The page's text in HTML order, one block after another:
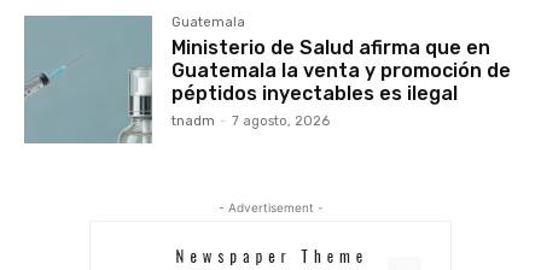
Guatemala
Ministerio de Salud afirma que en
Guatemala la venta y promoción de
péptidos inyectables es ilegal
tnadm - 7 agosto, 2026
- Advertisement -